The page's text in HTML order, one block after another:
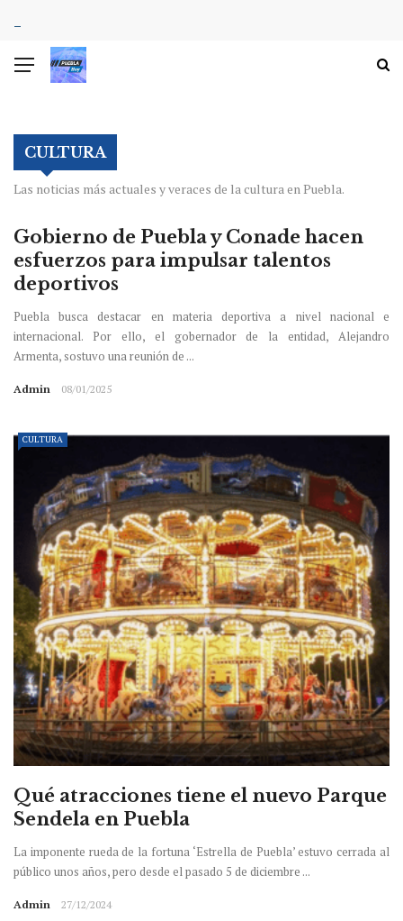
CULTURA
Las noticias más actuales y veraces de la cultura en Puebla.
Gobierno de Puebla y Conade hacen
esfuerzos para impulsar talentos
deportivos
Puebla busca destacar en materia deportiva a nivel nacional e
internacional. Por ello, el gobernador de la entidad, Alejandro
Armenta, sostuvo una reunión de ...
Admin 08/01/2025
CULTURA
Qué atracciones tiene el nuevo Parque
Sendela en Puebla
La imponente rueda de la fortuna ‘Estrella de Puebla’ estuvo cerrada al
público unos años, pero desde el pasado 5 de diciembre ...
Admin 27/12/2024